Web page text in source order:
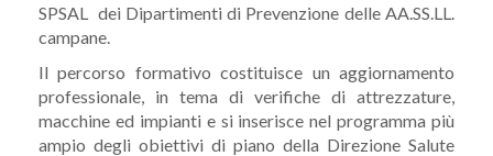
SPSAL dei Dipartimenti di Prevenzione delle AA.SS.LL.
campane.
Il percorso formativo costituisce un aggiornamento
professionale, in tema di verifiche di attrezzature,
macchine ed impianti e si inserisce nel programma più
ampio degli obiettivi di piano della Direzione Salute